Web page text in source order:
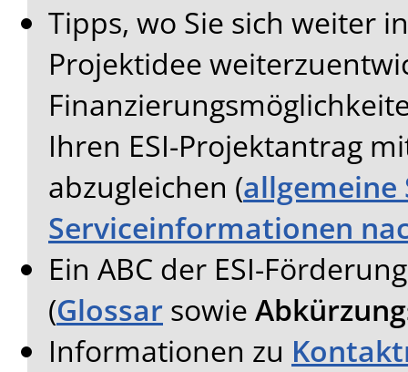
Tipps, wo Sie sich weiter
Projektidee
Ihren ESI-Projektantrag
abzugleichen (
Serviceinformationen
Ein ABC der ESI-
(Glossar sowie
Informationen zu